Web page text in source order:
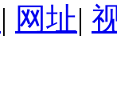
| 网址|